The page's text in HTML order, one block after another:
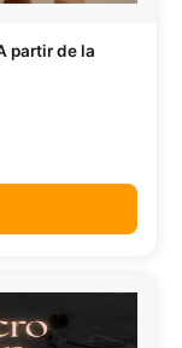
partir de la